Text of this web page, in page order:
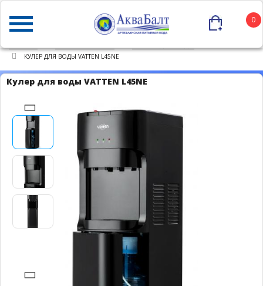
0
КУЛЕР ДЛЯ ВОДЫ VATTEN L45NE
Кулер для воды VATTEN L45NE